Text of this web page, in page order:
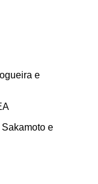
e
e